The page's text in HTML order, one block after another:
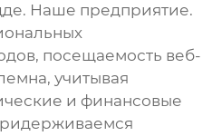
Наше предприятие.
посещаемость веб-
учитывая
и финансовые